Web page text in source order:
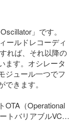
」です。
ールドレコーディ
れば、それ以降の
ます。オシレータ
ジュール一つでフ
きます。
OTA（Operational
トバリアブルVCF